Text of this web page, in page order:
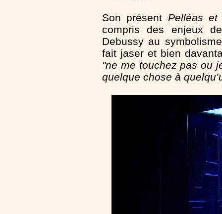
Son présent Pelléas et
compris des enjeux
Debussy au
fait jaser et bien
"ne me touchez pas ou
quelque chose à